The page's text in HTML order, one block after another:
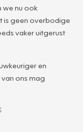
we nu ook
is geen overbodige
vaker uitgerust
en
ons mag